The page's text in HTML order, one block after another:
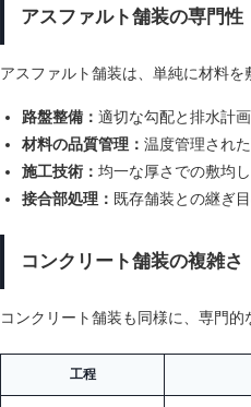
アスファルト舗装の専門性
アスファルト舗装は、単純に材料
路盤整備： 適切な勾配と排水計
材料の品質管理： 温度管理され
施工技術： 均一な厚さでの敷均
接合部処理： 既存舗装との継ぎ
コンクリート舗装の複雑さ
コンクリート舗装も同様に、専門的
工程